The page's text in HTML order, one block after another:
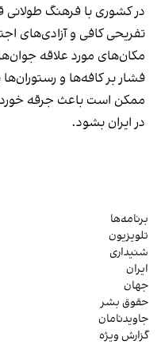
در کشوری با فرهنگ طولانی
تفریحی کافی و آزادی‌های
مکان‌های مورد علاقه
فشار بر کافه‌ها و
ممکن است باعث جرقه
در ایران بشود.
برنامه‌ها
تلویزیون
شنیداری
ایران
جهان
حقوق بشر
جاویدنامان
گزارش ویژه